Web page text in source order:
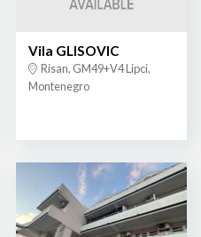
Vila GLISOVIC
Risan, GM49+V4 Lipci,
Montenegro